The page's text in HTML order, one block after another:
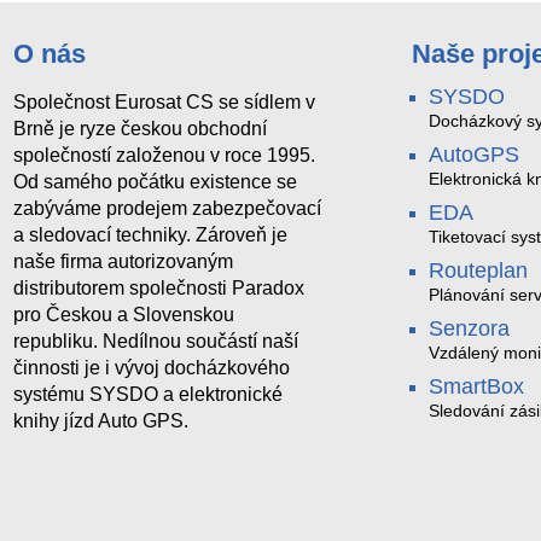
O nás
Společnost Eurosat CS se sídlem v
Brně je ryze českou obchodní
společností založenou v roce 1995.
Od samého počátku existence se
zabýváme prodejem zabezpečovací
a sledovací techniky. Zároveň je
naše firma autorizovaným
distributorem společnosti Paradox
pro Českou a Slovenskou
republiku. Nedílnou součástí naší
činnosti je i vývoj docházkového
systému SYSDO a elektronické
knihy jízd Auto GPS.
Naše
SYSDO
Docházkový
AutoGPS
Elektronická
EDA
Tiketovací
Routeplan
Plánování
Senzora
Vzdálený
SmartBox
Sledování